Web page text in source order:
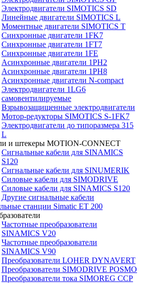
Электродвигатели SIMOTICS SD
Линейные двигатели SIMOTICS L
Моментные двигатели SIMOTICS T
Синхронные двигатели 1FK7
Синхронные двигатели 1FT7
Синхронные двигатели 1FE
Асинхронные двигатели 1PH2
Асинхронные двигатели 1PH8
Асинхронные двигатели N-compact
Электродвигатели 1LG6
cамовентилируемые
Взрывозащищенные электродвигатели
Мотор-редукторы SIMOTICS S-1FK7
Электродвигатели до типоразмера 315
L
и штекеры MOTION-CONNECT
Сигнальные кабели для SINAMICS
S120
Сигнальные кабели для SINUMERIK
Силовые кабели для SIMODRIVE
Силовые кабели для SINAMICS S120
Другие сигнальные кабели
станции Simatic ET 200
Частотные преобразователи
SINAMICS V20
Частотные преобразователи
SINAMICS V90
Преобразователи LOHER DYNAVERT
Преобразователи SIMODRIVE POSMO
Преобразователи тока SIMOREG CCP